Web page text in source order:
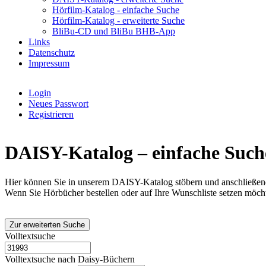
Hörfilm-Katalog - einfache Suche
Hörfilm-Katalog - erweiterte Suche
BliBu-CD und BliBu BHB-App
Links
Datenschutz
Impressum
Benutzermenü
Login
Neues Passwort
Registrieren
DAISY-Katalog – einfache
Hier können Sie in unserem DAISY-Katalog stöbern und
Wenn Sie Hörbücher bestellen oder auf Ihre Wunschliste setzen
Volltextsuche
Volltextsuche nach Daisy-Büchern